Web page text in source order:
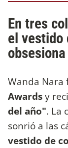
En tres
el vestido
Wanda Nara
Awardsy
del año". La
sonrió a las
vestido de